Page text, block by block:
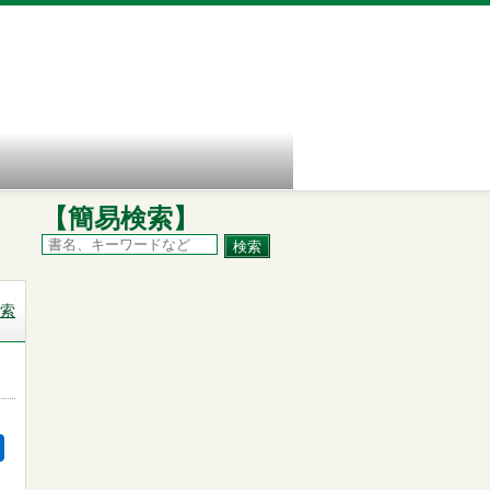
【簡易検索】